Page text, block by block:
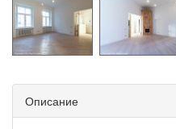
Описание